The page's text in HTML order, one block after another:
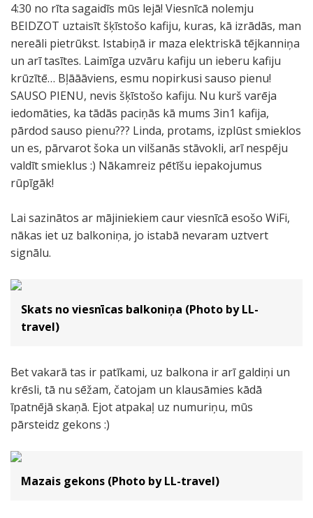
4:30 no rīta sagaidīs mūs lejā! Viesnīcā nolemju
BEIDZOT uztaisīt šķīstošo kafiju, kuras, kā izrādās, man
nereāli pietrūkst. Istabiņā ir maza elektriskā tējkanniņa
un arī tasītes. Laimīga uzvāru kafiju un ieberu kafiju
krūzītē… Bļāāāviens, esmu nopirkusi sauso pienu!
SAUSO PIENU, nevis šķīstošo kafiju. Nu kurš varēja
iedomāties, ka tādās paciņās kā mums 3in1 kafija,
pārdod sauso pienu??? Linda, protams, izplūst smieklos
un es, pārvarot šoka un vilšanās stāvokli, arī nespēju
valdīt smieklus :) Nākamreiz pētīšu iepakojumus
rūpīgāk!
Lai sazinātos ar mājiniekiem caur viesnīcā esošo WiFi,
nākas iet uz balkoniņa, jo istabā nevaram uztvert
signālu.
Skats no viesnīcas balkoniņa (Photo by LL-
travel)
Bet vakarā tas ir patīkami, uz balkona ir arī galdiņi un
krēsli, tā nu sēžam, čatojam un klausāmies kādā
īpatnējā skaņā. Ejot atpakaļ uz numuriņu, mūs
pārsteidz gekons :)
Mazais gekons (Photo by LL-travel)